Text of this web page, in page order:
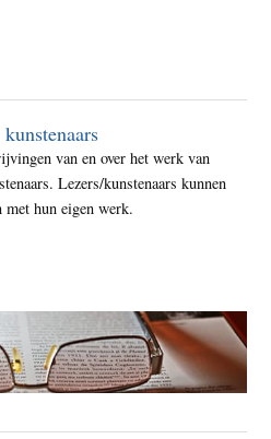
van en over het werk van
Lezers/kunstenaars kunnen
met hun eigen werk.